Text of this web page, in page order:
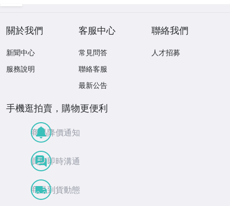
關於我們
新聞中心
服務說明
客服中心
常見問答
聯絡客服
最新公告
聯絡我們
人才招募
手機逛拍賣，購物更便利
商品降價通知
買賣即時溝通
商品到貨動態